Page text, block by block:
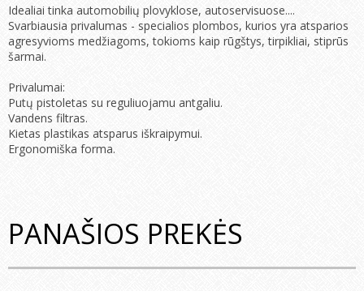
Idealiai tinka automobilių plovyklose, autoservisuose....
Svarbiausia privalumas - specialios plombos, kurios yra atsparios
agresyvioms medžiagoms, tokioms kaip rūgštys, tirpikliai, stiprūs
šarmai.
Privalumai:
Putų pistoletas su reguliuojamu antgaliu.
Vandens filtras.
Kietas plastikas atsparus iškraipymui.
Ergonomiška forma.
PANAŠIOS PREKĖS